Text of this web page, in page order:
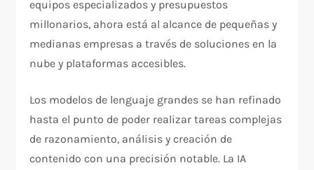
equipos especializados y presupuestos
millonarios, ahora está al alcance de pequeñas y
medianas empresas a través de soluciones en la
nube y plataformas accesibles.
Los modelos de lenguaje grandes se han refinado
hasta el punto de poder realizar tareas complejas
de razonamiento, análisis y creación de
contenido con una precisión notable. La IA